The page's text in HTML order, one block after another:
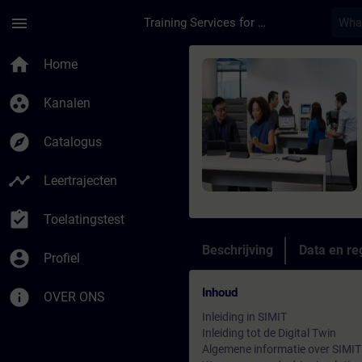
menu Training Services for Digital Industries
home Home
group_work Kanalen
explore Catalogus
timeline Leertrajecten
assignment_turned_in Toelatingstest
account_circle Profiel
info OVER ONS
Cursus - SIMIT in
Beschrijving Data en
Inhoud
Inleiding in SIMIT
Inleiding tot de Digital Twin
Algemene informatie over SIMIT